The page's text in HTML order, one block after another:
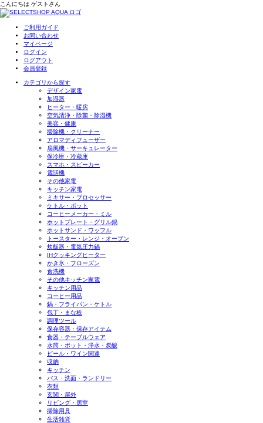
こんにちは ゲスト さん
ご利用ガイド
お問い合わせ
マイページ
ログイン
ログアウト
会員登録
カテゴリから探す
デザイン家電
加湿器
ヒーター・暖房
空気清浄・除菌・除湿機
美容・健康
掃除機・クリーナー
アロマディフューザー
扇風機・サーキュレーター
保冷庫・冷蔵庫
スマホ・スピーカー
電話機
その他家電
キッチン家電
ミキサー・プロセッサー
ケトル・ポット
コーヒーメーカー・ミル
ホットプレート・グリル鍋
ホットサンド・ワッフル
トースター・レンジ・オーブン
炊飯器・電気圧力鍋
IHクッキングヒーター
かき氷・フローズン
食洗機
その他キッチン家電
キッチン用品
コーヒー用品
鍋・フライパン・ケトル
包丁・まな板
調理ツール
保存容器・保存アイテム
食器・テーブルウェア
水筒・ポット・浄水・炭酸
ビール・ワイン関連
収納
キッチン
バス・洗面・ランドリー
衣類
玄関・屋外
リビング・居室
掃除用具
生活雑貨